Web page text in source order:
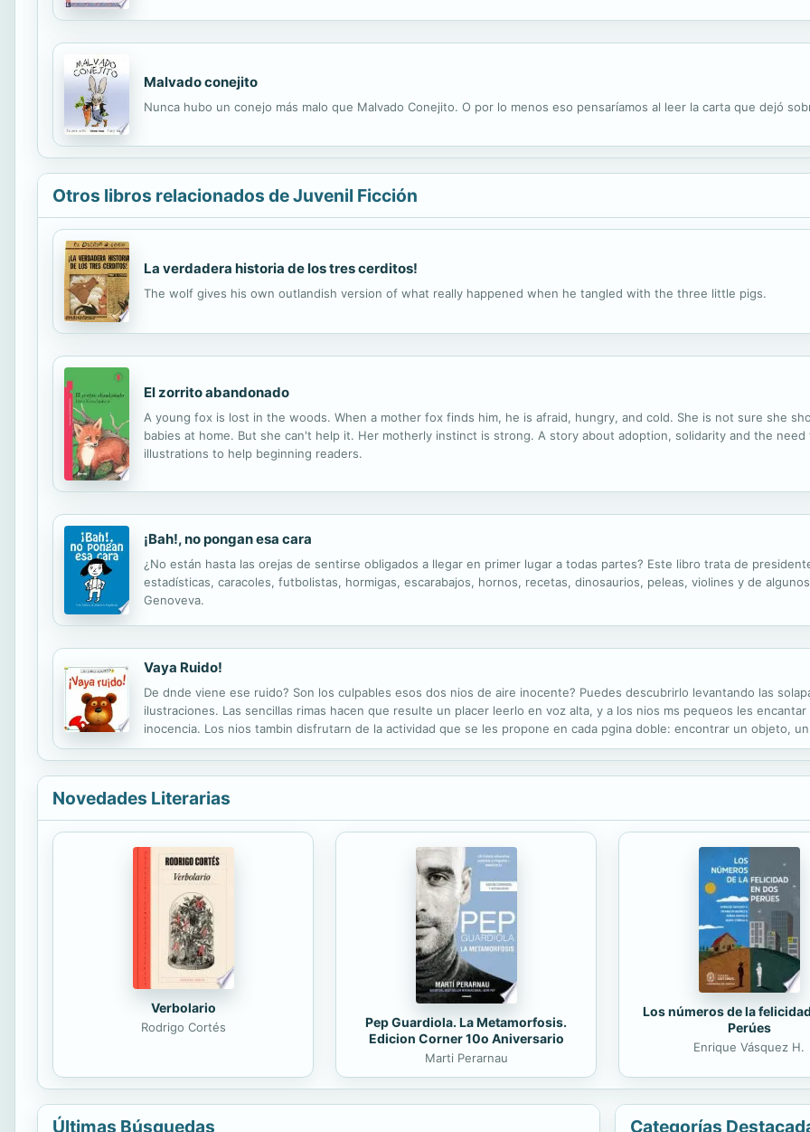
Malvado conejito
Nunca hubo un conejo más malo que Malvado Conejito. O por lo menos eso pensaríamos al leer la carta que dejó
Otros libros relacionados de Juvenil Ficción
La verdadera historia de los tres cerditos!
The wolf gives his own outlandish version of what really happened when he tangled with the three little pigs.
El zorrito abandonado
A young fox is lost in the woods. When a mother fox finds him, he is afraid, hungry, and cold. She is not sure she
babies at home. But she can't help it. Her motherly instinct is strong. A story about adoption, solidarity and the
illustrations to help beginning readers.
¡Bah!, no pongan esa cara
¿No están hasta las orejas de sentirse obligados a llegar en primer lugar a todas partes? Este libro trata de
estadísticas, caracoles, futbolistas, hormigas, escarabajos, hornos, recetas, dinosaurios, peleas, violines y de
Genoveva.
Vaya Ruido!
De dnde viene ese ruido? Son los culpables esos dos nios de aire inocente? Puedes descubrirlo levantando las
ilustraciones. Las sencillas rimas hacen que resulte un placer leerlo en voz alta, y a los nios ms pequeos les
inocencia. Los nios tambin disfrutarn de la actividad que se les propone en cada pgina doble: encontrar un objeto,
Stephen Cartwright.
Novedades Literarias
Verbolario
Rodrigo Cortés
Pep Guardiola. La Metamorfosis.
Edicion Corner 10o Aniversario
Marti Perarnau
Los números de la
Perúes
Enrique Vásquez H.
Últimas Búsquedas Categorías